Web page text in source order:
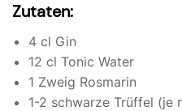
Zutaten:
4 cl Gin
12 cl Tonic Water
1 Zweig Rosmarin
1-2 schwarze Trüffel (je